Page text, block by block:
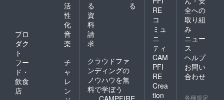
活
性
化
プロ
ダク
ト
音
楽
フー
ド・
飲食
店
チ
ャ
レ
ン
る
る
資
料
請
求
クラウドファ
ンディングの
ノウハウを無
料で学ぼう
RE
コ
ミュ
ニ
ティ
CAM
PFI
RE
Crea
tion
全への
取り組
み
ニュー
ス
ヘルプ
お問い
合わせ
各種規定